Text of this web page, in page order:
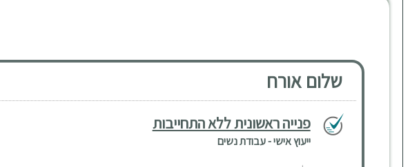
שלום אורח
פנייה ראשונית ללא התחייבות
ייעוץ אישי - עבודת נשים